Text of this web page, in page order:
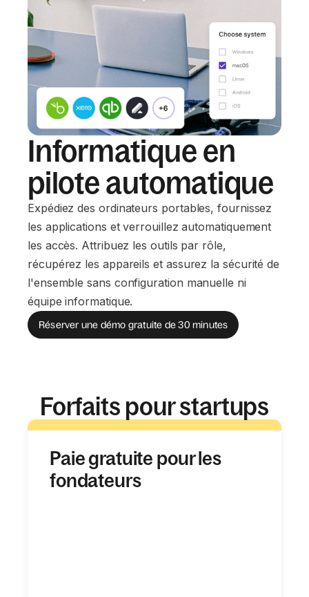
Informatique en
pilote automatique
Expédiez des ordinateurs portables, fournissez
les applications et verrouillez automatiquement
les accès. Attribuez les outils par rôle,
récupérez les appareils et assurez la sécurité de
l'ensemble sans configuration manuelle ni
équipe informatique.
Réserver une démo gratuite de 30 minutes
Forfaits pour startups
Paie gratuite pour les
fondateurs